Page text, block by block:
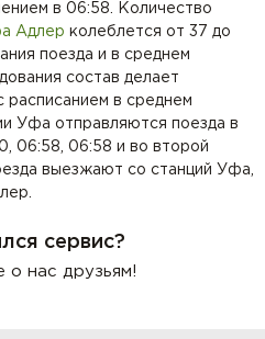
сервис?
о нас друзьям!
в 06:58. Количество
Адлер колеблется от 37 до
поезда и в среднем
состав делает
расписанием в среднем
Уфа отправляются поезда в
06:58, 06:58 и во второй
выезжают со станций Уфа,